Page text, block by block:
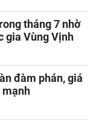
tháng 7 nhờ
gia Vùng Vịnh
đàm phán, giá
mạnh